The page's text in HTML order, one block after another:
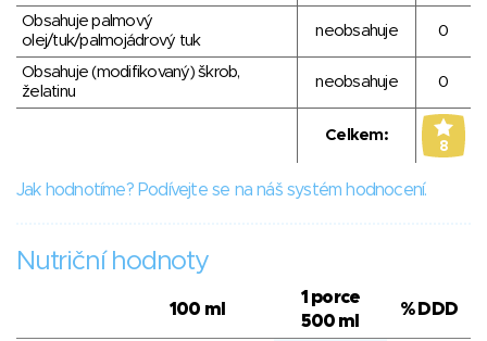
Obsahuje palmový
olej/tuk/palmojádrový tuk
neobsahuje 0
Obsahuje (modifikovaný) škrob,
želatinu
neobsahuje 0
Celkem:
8
Jak hodnotíme? Podívejte se na náš systém hodnocení.
Nutriční hodnoty
100 ml
1 porce
500 ml
% DDD